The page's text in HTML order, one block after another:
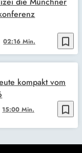
bookmark_border
02:16 Min.
bookmark_border
15:00 Min.
kompakt vom